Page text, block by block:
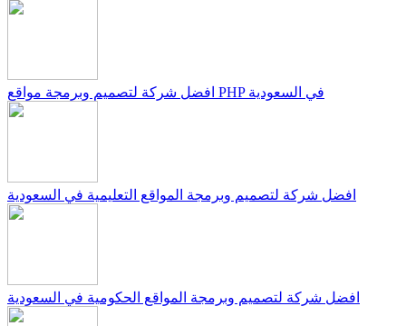
افضل شركة لتصميم وبرمجة مواقع PHP في السعودية
افضل شركة لتصميم وبرمجة المواقع التعليمية في السعودية
افضل شركة لتصميم وبرمجة المواقع الحكومية في السعودية